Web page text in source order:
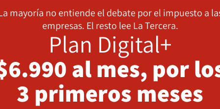
mayoría no entiende el debate por el impuesto a
empresas. El resto lee La Tercera.
Plan Digital+
al mes, por
3 primeros meses